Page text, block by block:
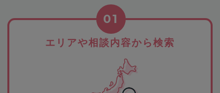
エリアや相談内容から検索
01